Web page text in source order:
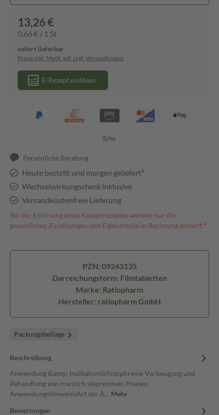
13,26 €
0,66 € / 1 St
sofort lieferbar
Preise inkl. MwSt. ggf. zzgl. Versandkosten
E-Rezept einlösen
Persönliche Beratung
Heute bestellt und morgen geliefert³
Wechselwirkungscheck inklusive
Versandkostenfreie Lieferung
Bei der Einlösung eines Kassenrezeptes werden nur die
gesetzlichen Zuzahlungen und Eigenanteile in Rechnung gestellt.⁴
PZN: 09243135
Darreichungsform: Filmtabletten
Marke: Ratiopharm
Hersteller: ratiopharm GmbH
Packungsbeilage
Beschreibung
Anwendung &amp; IndikationSchizophrenie Vorbeugung und
Behandlung von manisch-depressiven Phasen
AnwendungshinweiseArt der A… Mehr
Bewertungen